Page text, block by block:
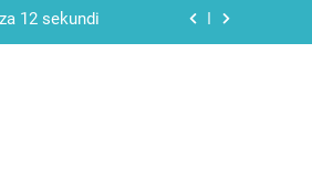
12 sekundi
nismo stigli